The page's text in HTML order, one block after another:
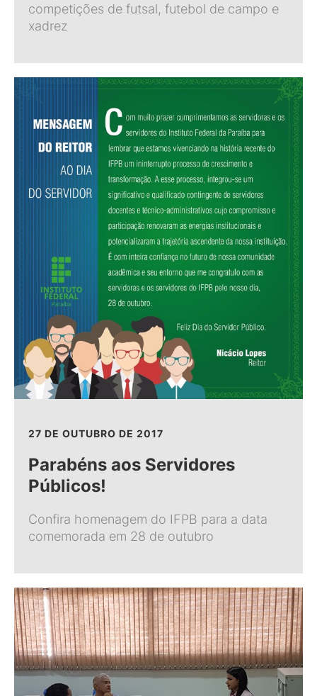
competições de futsal, futebol de campo e
xadrez
27 DE OUTUBRO DE 2017
Parabéns aos Servidores
Públicos!
Confira homenagem do IFPB para a data
comemorada em 28 de outubro